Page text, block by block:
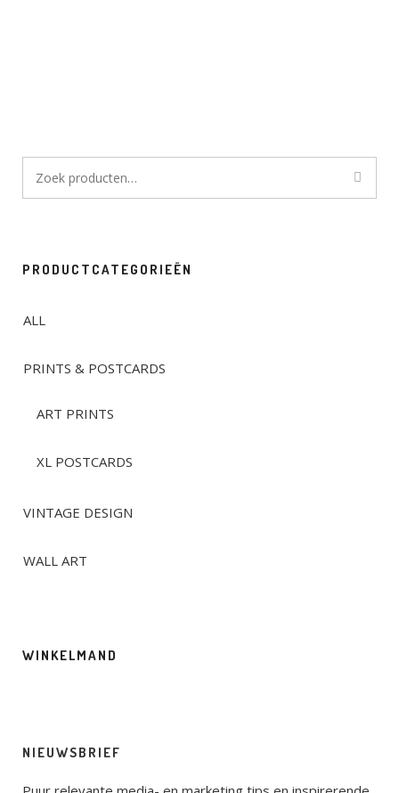
naar:
PRODUCTCATEGORIEËN
ALL
PRINTS & POSTCARDS
ART PRINTS
XL POSTCARDS
VINTAGE DESIGN
WALL ART
WINKELMAND
NIEUWSBRIEF